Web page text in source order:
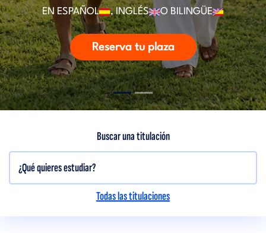
EN ESPAÑOL , INGLÉS O BILINGÜE
Reserva tu plaza
Buscar una titulación
Todas las titulaciones